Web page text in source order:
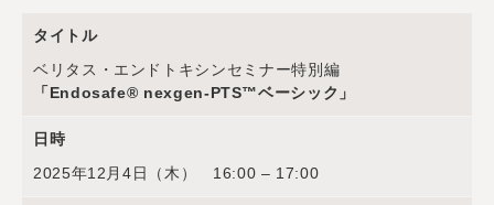
タイトル
ベリタス・エンドトキシンセミナー特別編
「Endosafe® nexgen-PTS™ベーシック」
日時
2025年12月4日（木） 16:00 – 17:00